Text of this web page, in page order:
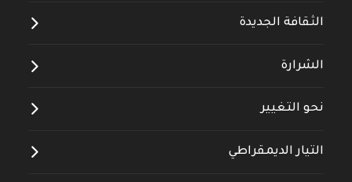
الثقافة الجديدة
الشرارة
نحو التغيير
التيار الديمقراطي